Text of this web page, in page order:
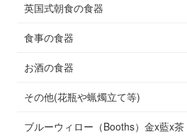
英国式朝食の食器
食事の食器
お酒の食器
その他(花瓶や蝋燭立て等)
ブルーウィロー（Booths）金x藍x茶